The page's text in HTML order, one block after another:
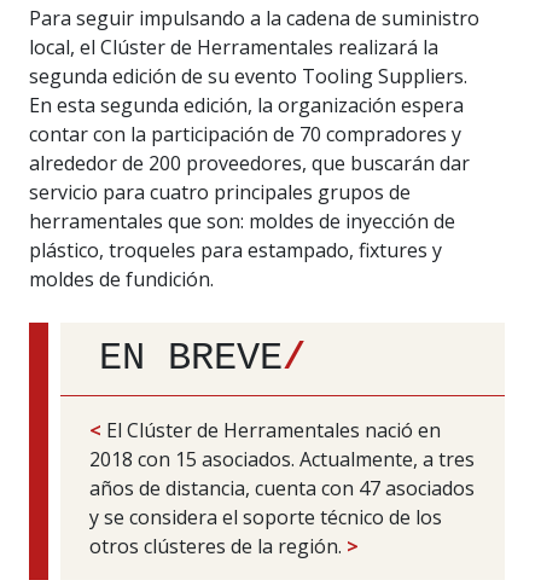
Para seguir impulsando a la cadena de suministro
local, el Clúster de Herramentales realizará la
segunda edición de su evento Tooling Suppliers.
En esta segunda edición, la organización espera
contar con la participación de 70 compradores y
alrededor de 200 proveedores, que buscarán dar
servicio para cuatro principales grupos de
herramentales que son: moldes de inyección de
plástico, troqueles para estampado, fixtures y
moldes de fundición.
EN BREVE/
< El Clúster de Herramentales nació en
2018 con 15 asociados. Actualmente, a tres
años de distancia, cuenta con 47 asociados
y se considera el soporte técnico de los
otros clústeres de la región. >